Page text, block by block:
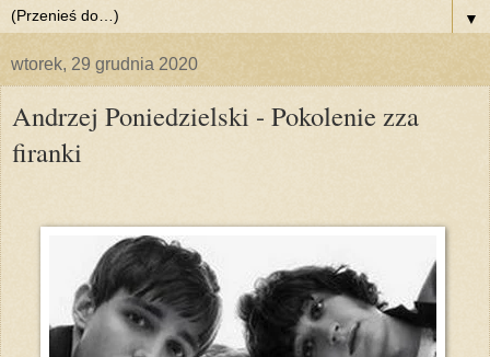
▼
wtorek, 29 grudnia 2020
Andrzej Poniedzielski - Pokolenie zza
firanki